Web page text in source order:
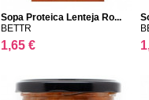
Sopa Proteica Lenteja Ro...
BETTR
1,65 €